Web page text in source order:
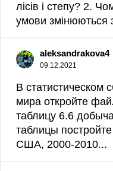
лісів і степу? 2.
умови змінюються
aleksandrakova4
09.12.2021
В статистическом
мира откройте
таблицу 6.6
таблицы
США, 2000-2010...